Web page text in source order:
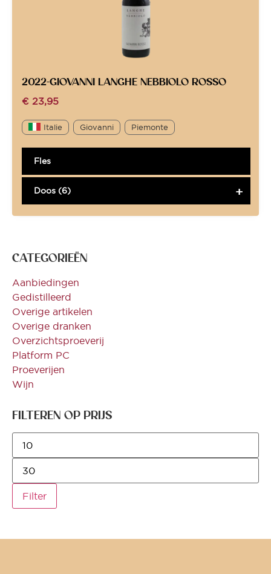
CATEGORIEËN
Aanbiedingen
Gedistilleerd
Overige artikelen
Overige dranken
Overzichtsproeverij
Platform PC
Proeverijen
Wijn
FILTEREN OP PRIJS
Filter
2022-GIOVANNI LANGHE NEBBIOLO ROSSO
€ 23,95
Italie Giovanni Piemonte
Fles
Doos (6)